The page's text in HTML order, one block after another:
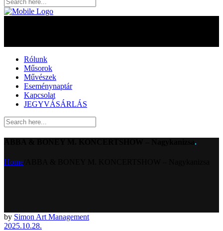
Rólunk
Műsorok
Művészek
Eseménynaptár
Kapcsolat
JEGYVÁSÁRLÁS
.
Home
by Simon Art Management
2025.10.28.